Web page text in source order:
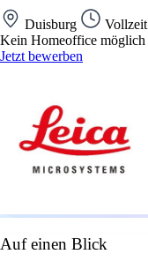
Duisburg Vollzeit
Kein Homeoffice möglich
Jetzt bewerben
Auf einen Blick